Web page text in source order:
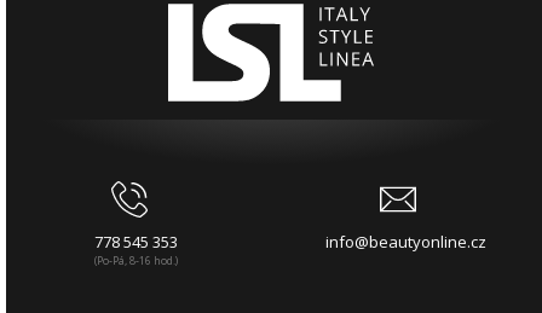
778 545 353
(Po-Pá, 8-16 hod.)
info@beautyonline.cz